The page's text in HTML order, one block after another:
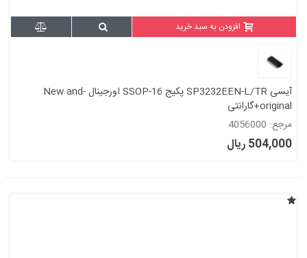
افزودن به سبد خرید
آیسی SP3232EEN-L/TR پکیج SSOP-16 اورجینال -New and
original+گارانتی
مرجع: 4056000
504,000 ریال